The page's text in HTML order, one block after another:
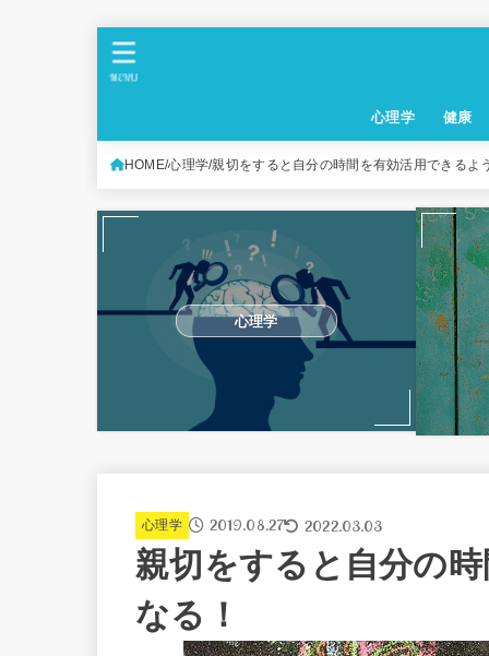
心理学 健康
MENU
HOME 心理学 親切をすると自分の時間を有効活用できるよ
心理学
心理学 2019.08.27 2022.03.03
親切をすると自分の
なる！